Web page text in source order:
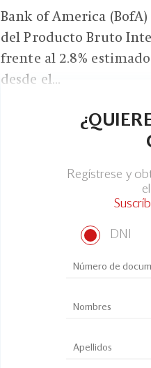
Bank of America
del Producto Bruto
frente al 2.8%
desde el...
Regístrese y
DNI